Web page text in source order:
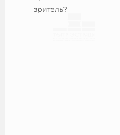
зритель?